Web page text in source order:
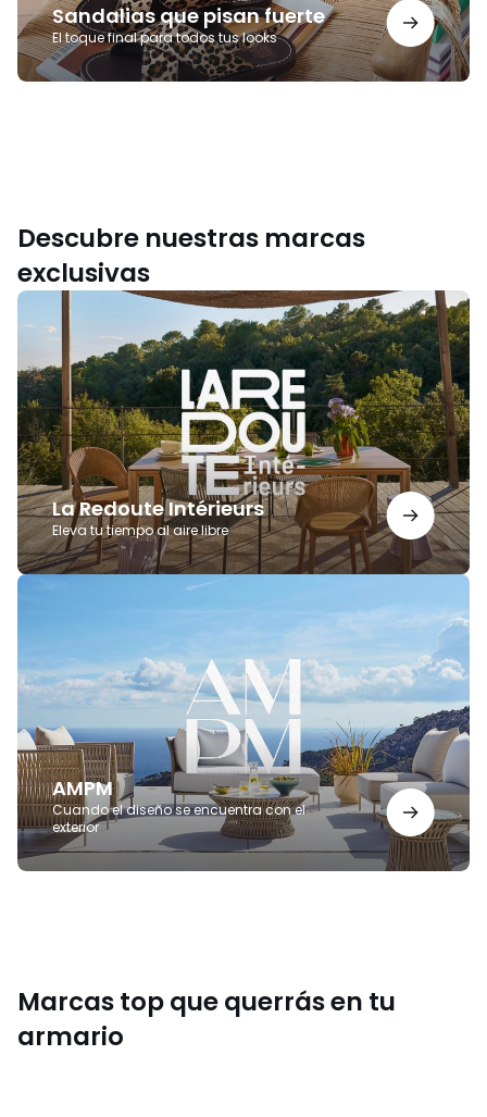
Sandalias que pisan fuerte
El toque final para todos tus looks
Descubre nuestras marcas
exclusivas
La Redoute Intérieurs
Eleva tu tiempo al aire libre
La
Redoute
AMPM
Cuando el diseño se encuentra con el
exterior
AMPM
Marcas top que querrás en tu
armario